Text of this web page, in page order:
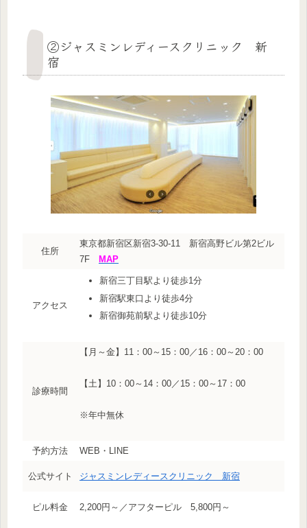
②ジャスミンレディースクリニック 新
宿
住所
東京都新宿区新宿3-30-11 新宿高野ビル第2ビル
7F MAP
アクセス
新宿三丁目駅より徒歩1分
新宿駅東口より徒歩4分
新宿御苑前駅より徒歩10分
診療時間
【月～金】11：00～15：00／16：00～20：00
【土】10：00～14：00／15：00～17：00
※年中無休
予約方法 WEB・LINE
公式サイト ジャスミンレディースクリニック 新宿
ピル料金 2,200円～／アフターピル 5,800円～